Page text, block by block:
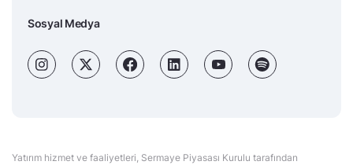
Sosyal Medya
Yatırım hizmet ve faaliyetleri, Sermaye Piyasası Kurulu tarafından